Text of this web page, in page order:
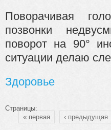
Поворачивая
позвонки
поворот на 90°
ситуации делаю
Здоровье
Страницы:
« первая
‹ предыдущая